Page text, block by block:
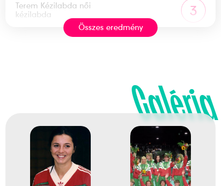
Terem Kézilabda női
kézilabda
3
Ausztria; Magyarország
Női kézilabda világbajnokság
Erdős Éva Farkas Ágnes
Farkas Andrea
Hoffmann Beáta
Kántor Anikó
Sáriné Kocsis Erzsébet
Kökény Beatrix
Összes eredmény
Galéria